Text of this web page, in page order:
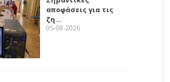
αποφάσεις για τις
ζη…
05-08-2026